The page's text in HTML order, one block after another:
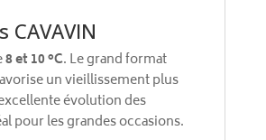
CAVAVIN
8 et 10 °C. Le grand format
un vieillissement plus
évolution des
pour les grandes occasions.